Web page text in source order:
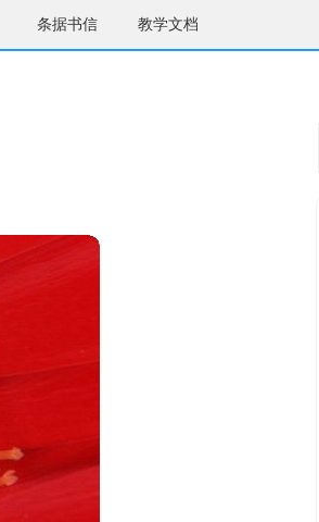
条据书信 教学文档